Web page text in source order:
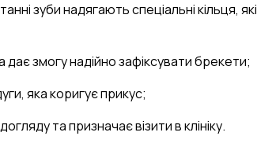
зуби надягають спеціальні кільця, які
змогу надійно зафіксувати брекети;
яка коригує прикус;
та призначає візити в клініку.